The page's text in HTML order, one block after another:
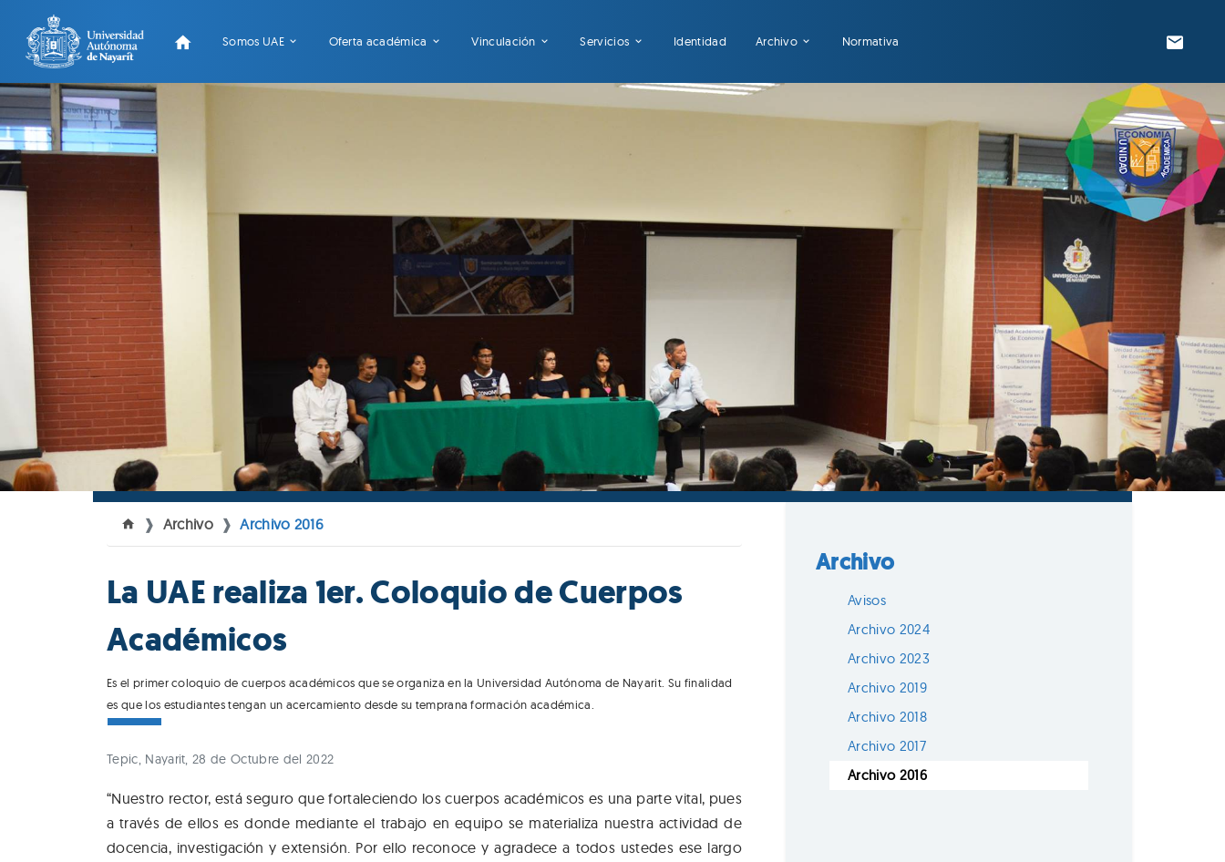
Somos UAE Oferta académica Vinculación Servicios Identidad Archivo Normativa
Archivo Archivo 2016
La UAE realiza 1er. Coloquio de Cuerpos
Académicos
Es el primer coloquio de cuerpos académicos que se organiza en la Universidad Autónoma de Nayarit. Su finalidad
es que los estudiantes tengan un acercamiento desde su temprana formación académica.
Tepic, Nayarit, 28 de Octubre del 2022
“Nuestro rector, está seguro que fortaleciendo los cuerpos académicos es una parte vital, pues
a través de ellos es donde mediante el trabajo en equipo se materializa nuestra actividad de
docencia, investigación y extensión. Por ello reconoce y agradece a todos ustedes ese largo
Archivo
Avisos
Archivo 2024
Archivo 2023
Archivo 2019
Archivo 2018
Archivo 2017
Archivo 2016